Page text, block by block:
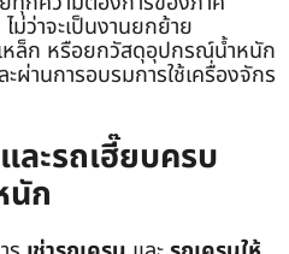
ม่ว่าจะเป็นงานยกย้าย
หล็ก หรือยกวัสดุอุปกรณ์น้ำหนัก
ผ่านการอบรมการใช้เครื่องจักร
ละรถเฮี๊ยบครบ
นัก